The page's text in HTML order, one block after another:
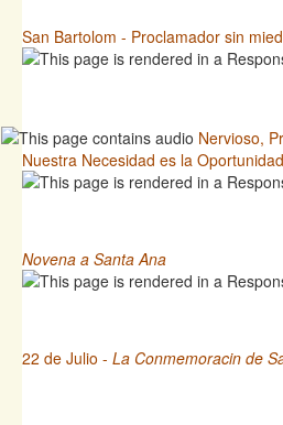
San Bartolom - Proclamador sin
Nervioso,
Nuestra Necesidad es la
Novena a Santa Ana
22 de Julio - La Conmemoracin de